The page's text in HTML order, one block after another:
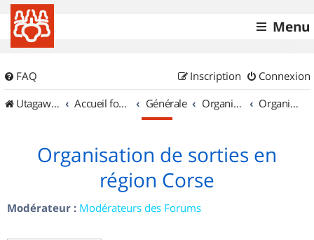
Menu
FAQ Connexion
Inscription
UtagawaVTT (Randos VTT et VTTAE avec traces GPS)
Accueil forum Générale Organisation de sorties & Recherche de partenaires Organisation de sorties en région Corse
Organisation de sorties en
région Corse
Modérateur : Modérateurs des Forums